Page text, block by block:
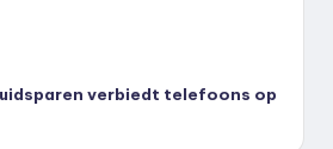
verbiedt telefoons op